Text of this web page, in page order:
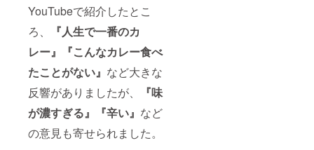
YouTubeで紹介したとこ
ろ、
『人生で一番のカ
レー』『こんなカレー食べ
たことがない』 など大きな
反響がありましたが、
『味
が濃すぎる』『辛い』 など
の意見も寄せられました。